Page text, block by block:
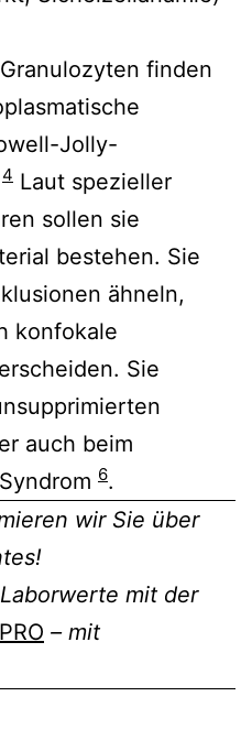
finden
Jolly-
4 Laut spezieller
sollen sie
bestehen. Sie
ähneln,
konfokale
Sie
auch beim
6.
wir Sie über
mit der
– mit